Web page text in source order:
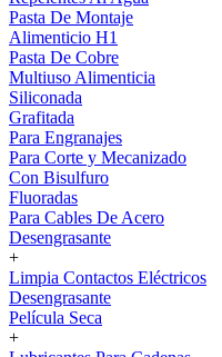
Pasta De Montaje
Alimenticio H1
Pasta De Cobre
Multiuso Alimenticia
Siliconada
Grafitada
Para Engranajes
Para Corte y Mecanizado
Con Bisulfuro
Fluoradas
Para Cables De Acero
Desengrasante
+
Limpia Contactos Eléctricos
Desengrasante
Película Seca
+